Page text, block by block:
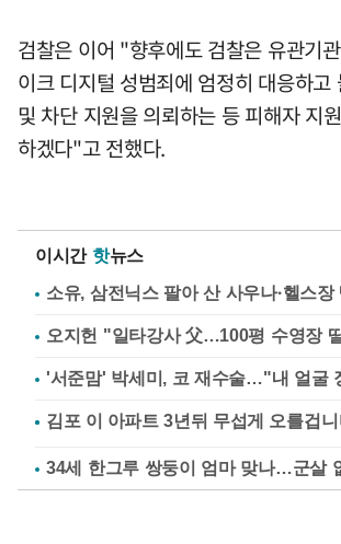
검찰은 이어 "향후에도 검찰은 유관기
이크 디지털 성범죄에 엄정히 대응하고
및 차단 지원을 의뢰하는 등 피해자 지
하겠다"고 전했다.
이시간 핫뉴스
소유, 삼전닉스 팔아 산 사우나·헬스장
오지헌 "일타강사 父…100평 수영장
'서준맘' 박세미, 코 재수술…"내 얼굴
34세 한그루 쌍둥이 엄마 맞나…군살